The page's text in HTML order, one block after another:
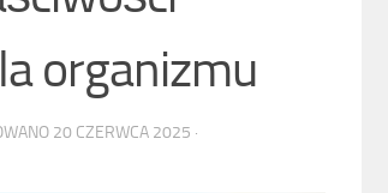
organizmu
20 CZERWCA 2025 ·